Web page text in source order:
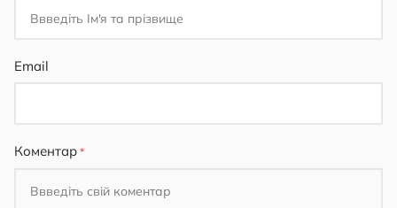
Email
Коментар